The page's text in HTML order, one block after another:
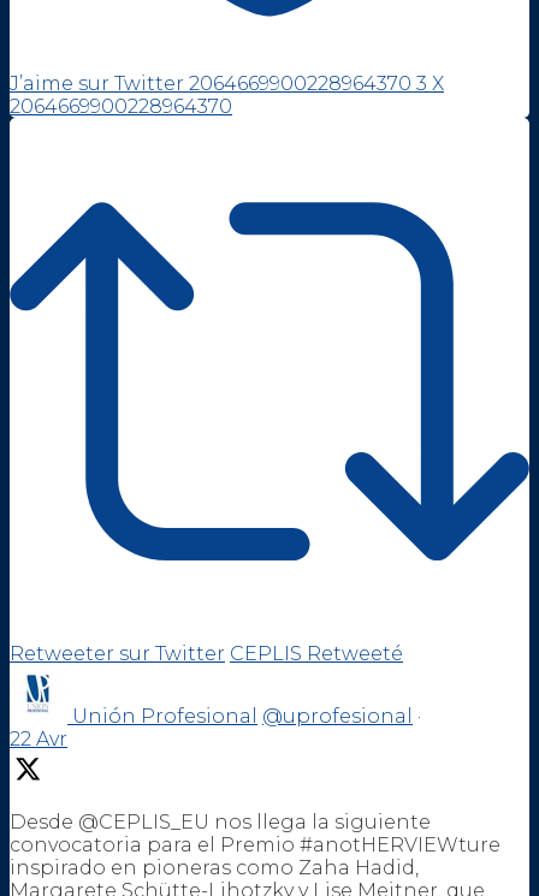
J’aime sur Twitter 2064669900228964370 3 X
2064669900228964370
Retweeter sur Twitter CEPLIS Retweeté
Unión Profesional @uprofesional
·
22 Avr
Desde @CEPLIS_EU nos llega la siguiente
convocatoria para el Premio #anotHERVIEWture
inspirado en pioneras como Zaha Hadid,
Margarete Schütte-Lihotzky y Lise Meitner, que